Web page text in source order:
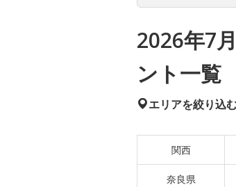
2026年7
ント一覧
エリアを絞り込
関西
奈良県